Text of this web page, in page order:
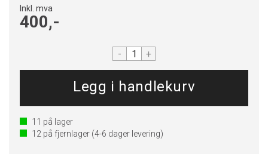
Inkl. mva
400,-
- +
11 på lager
12 på fjernlager (4-6 dager levering)